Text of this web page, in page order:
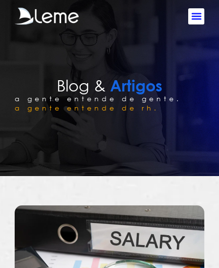
Blog & Artigos
a gente entende de gente.
a gente entende de rh.